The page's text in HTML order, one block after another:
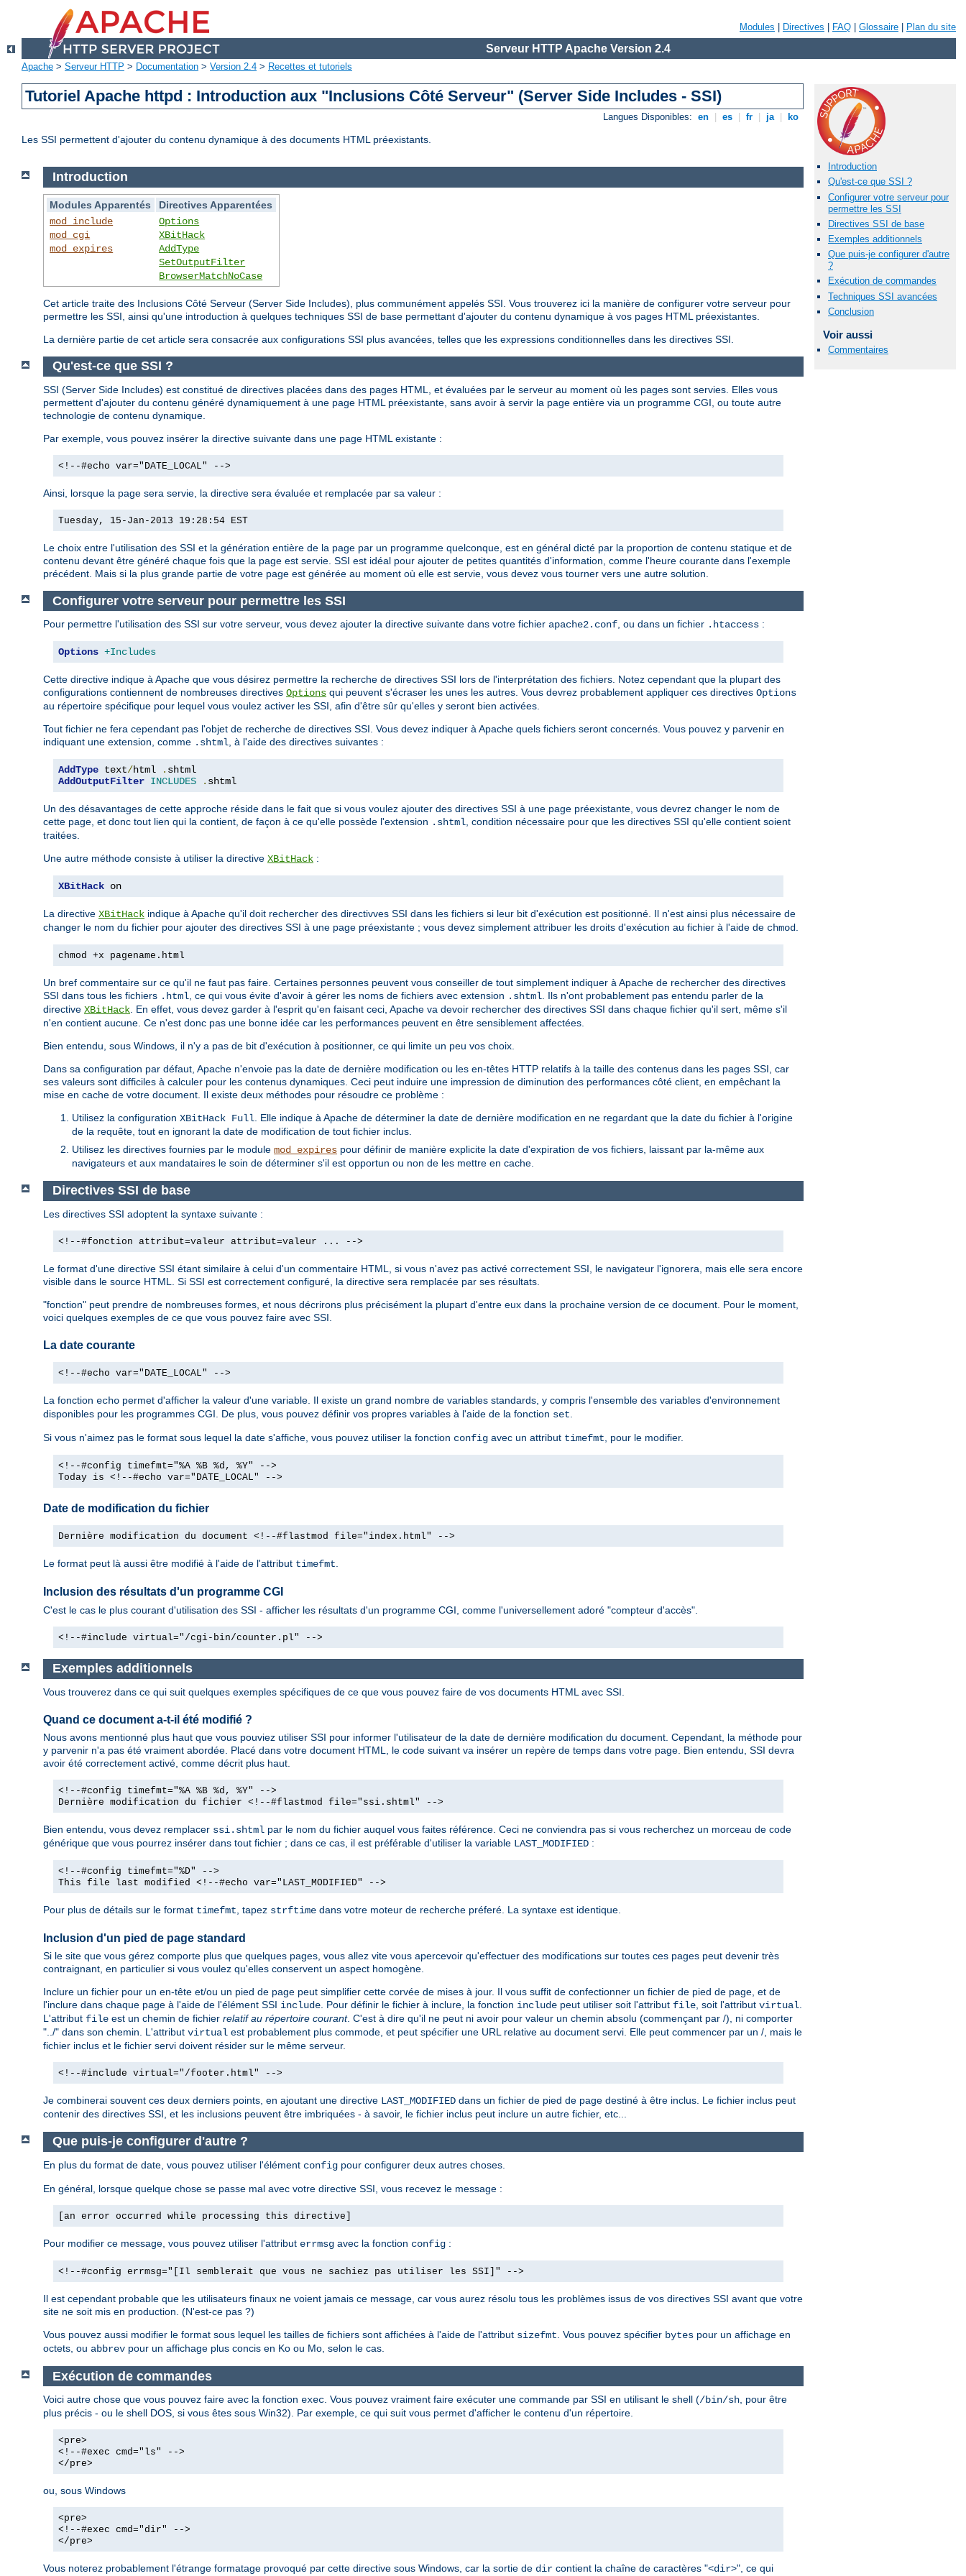
Modules Directives FAQ Glossaire Plan du site
Serveur HTTP Apache Version 2.4
Apache > Serveur HTTP > Documentation > Version 2.4 > Recettes et tutoriels
Tutoriel Apache httpd : Introduction aux "Inclusions Côté Serveur" (Server Side Includes - SSI)
Langues Disponibles: en es fr ja ko
Les SSI permettent d'ajouter du contenu dynamique à des documents HTML préexistants.
Introduction
Qu'est-ce que SSI ?
Configurer votre serveur pour
permettre les SSI
Directives SSI de base
Exemples additionnels
Que puis-je configurer d'autre
?
Exécution de commandes
Techniques SSI avancées
Conclusion
Voir aussi
Commentaires
Introduction
Modules Apparentés
Directives Apparentées
mod_include
mod_cgi
mod_expires
Options
XBitHack
AddType
SetOutputFilter
BrowserMatchNoCase
Cet article traite des Inclusions Côté Serveur (Server Side Includes), plus communément appelés SSI. Vous trouverez ici la manière de configurer votre serveur pour
permettre les SSI, ainsi qu'une introduction à quelques techniques SSI de base permettant d'ajouter du contenu dynamique à vos pages HTML préexistantes.
La dernière partie de cet article sera consacrée aux configurations SSI plus avancées, telles que les expressions conditionnelles dans les directives SSI.
Qu'est-ce que SSI ?
SSI (Server Side Includes) est constitué de directives placées dans des pages HTML, et évaluées par le serveur au moment où les pages sont servies. Elles vous
permettent d'ajouter du contenu généré dynamiquement à une page HTML préexistante, sans avoir à servir la page entière via un programme CGI, ou toute autre
technologie de contenu dynamique.
Par exemple, vous pouvez insérer la directive suivante dans une page HTML existante :
<!--#echo var="DATE_LOCAL" -->
Ainsi, lorsque la page sera servie, la directive sera évaluée et remplacée par sa valeur :
Tuesday, 15-Jan-2013 19:28:54 EST
Le choix entre l'utilisation des SSI et la génération entière de la page par un programme quelconque, est en général dicté par la proportion de contenu statique et de
contenu devant être généré chaque fois que la page est servie. SSI est idéal pour ajouter de petites quantités d'information, comme l'heure courante dans l'exemple
précédent. Mais si la plus grande partie de votre page est générée au moment où elle est servie, vous devez vous tourner vers une autre solution.
Configurer votre serveur pour permettre les SSI
Pour permettre l'utilisation des SSI sur votre serveur, vous devez ajouter la directive suivante dans votre fichier apache2.conf, ou dans un fichier .htaccess :
Options +Includes
Cette directive indique à Apache que vous désirez permettre la recherche de directives SSI lors de l'interprétation des fichiers. Notez cependant que la plupart des
configurations contiennent de nombreuses directives Options qui peuvent s'écraser les unes les autres. Vous devrez probablement appliquer ces directives Options
au répertoire spécifique pour lequel vous voulez activer les SSI, afin d'être sûr qu'elles y seront bien activées.
Tout fichier ne fera cependant pas l'objet de recherche de directives SSI. Vous devez indiquer à Apache quels fichiers seront concernés. Vous pouvez y parvenir en
indiquant une extension, comme .shtml, à l'aide des directives suivantes :
AddType text/html .
AddOutputFilter INCLUDES . shtml
Un des désavantages de cette approche réside dans le fait que si vous voulez ajouter des directives SSI à une page préexistante, vous devrez changer le nom de
cette page, et donc tout lien qui la contient, de façon à ce qu'elle possède l'extension .shtml, condition nécessaire pour que les directives SSI qu'elle contient soient
traitées.
Une autre méthode consiste à utiliser la directive XBitHack :
XBitHack on
La directive XBitHack indique à Apache qu'il doit rechercher des directivves SSI dans les fichiers si leur bit d'exécution est positionné. Il n'est ainsi plus nécessaire de
changer le nom du fichier pour ajouter des directives SSI à une page préexistante ; vous devez simplement attribuer les droits d'exécution au fichier à l'aide de chmod.
chmod +x pagename.html
Un bref commentaire sur ce qu'il ne faut pas faire. Certaines personnes peuvent vous conseiller de tout simplement indiquer à Apache de rechercher des directives
SSI dans tous les fichiers .html, ce qui vous évite d'avoir à gérer les noms de fichiers avec extension .shtml. Ils n'ont probablement pas entendu parler de la
directive XBitHack. En effet, vous devez garder à l'esprit qu'en faisant ceci, Apache va devoir rechercher des directives SSI dans chaque fichier qu'il sert, même s'il
n'en contient aucune. Ce n'est donc pas une bonne idée car les performances peuvent en être sensiblement affectées.
Bien entendu, sous Windows, il n'y a pas de bit d'exécution à positionner, ce qui limite un peu vos choix.
Dans sa configuration par défaut, Apache n'envoie pas la date de dernière modification ou les en-têtes HTTP relatifs à la taille des contenus dans les pages SSI, car
ses valeurs sont difficiles à calculer pour les contenus dynamiques. Ceci peut induire une impression de diminution des performances côté client, en empêchant la
mise en cache de votre document. Il existe deux méthodes pour résoudre ce problème :
Utilisez la configuration XBitHack Full. Elle indique à Apache de déterminer la date de dernière modification en ne regardant que la date du fichier à l'origine
de la requête, tout en ignorant la date de modification de tout fichier inclus.
Utilisez les directives fournies par le module mod_expires pour définir de manière explicite la date d'expiration de vos fichiers, laissant par la-même aux
navigateurs et aux mandataires le soin de déterminer s'il est opportun ou non de les mettre en cache.
Directives SSI de base
Les directives SSI adoptent la syntaxe suivante :
<!--#fonction attribut=valeur attribut=valeur ... -->
Le format d'une directive SSI étant similaire à celui d'un commentaire HTML, si vous n'avez pas activé correctement SSI, le navigateur l'ignorera, mais elle sera encore
visible dans le source HTML. Si SSI est correctement configuré, la directive sera remplacée par ses résultats.
"fonction" peut prendre de nombreuses formes, et nous décrirons plus précisément la plupart d'entre eux dans la prochaine version de ce document. Pour le moment,
voici quelques exemples de ce que vous pouvez faire avec SSI.
La date courante
<!--#echo var="DATE_LOCAL" -->
La fonction echo permet d'afficher la valeur d'une variable. Il existe un grand nombre de variables standards, y compris l'ensemble des variables d'environnement
disponibles pour les programmes CGI. De plus, vous pouvez définir vos propres variables à l'aide de la fonction set
Si vous n'aimez pas le format sous lequel la date s'affiche, vous pouvez utiliser la fonction config avec un attribut timefmt , pour le modifier.
<!--#config timefmt="%A %B %d, %Y" -->
Today is <!--#echo var="DATE_LOCAL" -->
Date de modification du fichier
Dernière modification du document <!--#flastmod file="index.html" -->
Le format peut là aussi être modifié à l'aide de l'attribut timefmt.
Inclusion des résultats d'un programme CGI
C'est le cas le plus courant d'utilisation des SSI - afficher les résultats d'un programme CGI, comme l'universellement adoré "compteur d'accès".
<!--#include virtual="/cgi-bin/counter.pl" -->
Exemples additionnels
Vous trouverez dans ce qui suit quelques exemples spécifiques de ce que vous pouvez faire de vos documents HTML avec SSI.
Quand ce document a-t-il été modifié ?
Nous avons mentionné plus haut que vous pouviez utiliser SSI pour informer l'utilisateur de la date de dernière modification du document. Cependant, la méthode pour
y parvenir n'a pas été vraiment abordée. Placé dans votre document HTML, le code suivant va insérer un repère de temps dans votre page. Bien entendu, SSI devra
avoir été correctement activé, comme décrit plus haut.
<!--#config timefmt="%A %B %d, %Y" -->
Dernière modification du fichier <!--#flastmod file="ssi.shtml" -->
Bien entendu, vous devez remplacer ssi.shtml par le nom du fichier auquel vous faites référence. Ceci ne conviendra pas si vous recherchez un morceau de code
générique que vous pourrez insérer dans tout fichier ; dans ce cas, il est préférable d'utiliser la variable LAST_MODIFIED :
<!--#config timefmt="%D" -->
This file last modified <!--#echo var="LAST_MODIFIED" -->
Pour plus de détails sur le format timefmt , tapez strftime dans votre moteur de recherche préferé. La syntaxe est identique.
Inclusion d'un pied de page standard
Si le site que vous gérez comporte plus que quelques pages, vous allez vite vous apercevoir qu'effectuer des modifications sur toutes ces pages peut devenir très
contraignant, en particulier si vous voulez qu'elles conservent un aspect homogène.
Inclure un fichier pour un en-tête et/ou un pied de page peut simplifier cette corvée de mises à jour. Il vous suffit de confectionner un fichier de pied de page, et de
l'inclure dans chaque page à l'aide de l'élément SSI include. Pour définir le fichier à inclure, la fonction include peut utiliser soit l'attribut file, soit l'attribut virtual.
L'attribut file est un chemin de fichier relatif au répertoire courant. C'est à dire qu'il ne peut ni avoir pour valeur un chemin absolu (commençant par /), ni comporter
"../" dans son chemin. L'attribut virtual est probablement plus commode, et peut spécifier une URL relative au document servi. Elle peut commencer par un /, mais le
fichier inclus et le fichier servi doivent résider sur le même serveur.
<!--#include virtual="/footer.html" -->
Je combinerai souvent ces deux derniers points, en ajoutant une directive LAST_MODIFIED dans un fichier de pied de page destiné à être inclus. Le fichier inclus peut
contenir des directives SSI, et les inclusions peuvent être imbriquées - à savoir, le fichier inclus peut inclure un autre fichier, etc...
Que puis-je configurer d'autre ?
En plus du format de date, vous pouvez utiliser l'élément config pour configurer deux autres choses.
En général, lorsque quelque chose se passe mal avec votre directive SSI, vous recevez le message :
[an error occurred while processing this directive]
Pour modifier ce message, vous pouvez utiliser l'attribut errmsg avec la fonction config :
<!--#config errmsg="[Il semblerait que vous ne sachiez pas utiliser les SSI]" -->
Il est cependant probable que les utilisateurs finaux ne voient jamais ce message, car vous aurez résolu tous les problèmes issus de vos directives SSI avant que votre
site ne soit mis en production. (N'est-ce pas ?)
Vous pouvez aussi modifier le format sous lequel les tailles de fichiers sont affichées à l'aide de l'attribut sizefmt . Vous pouvez spécifier bytes pour un affichage en
octets, ou abbrev pour un affichage plus concis en Ko ou Mo, selon le cas.
Exécution de commandes
Voici autre chose que vous pouvez faire avec la fonction exec . Vous pouvez vraiment faire exécuter une commande par SSI en utilisant le shell (/bin/sh , pour être
plus précis - ou le shell DOS, si vous êtes sous Win32). Par exemple, ce qui suit vous permet d'afficher le contenu d'un répertoire.
<pre>
<!--#exec cmd="ls" -->
</pre>
ou, sous Windows
<pre>
<!--#exec cmd="dir" -->
</pre>
Vous noterez probablement l'étrange formatage provoqué par cette directive sous Windows, car la sortie de dir contient la chaîne de caractères "<dir>", ce qui